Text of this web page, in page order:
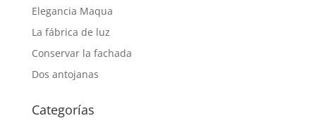
Elegancia Maqua
La fábrica de luz
Conservar la fachada
Dos antojanas
Categorías